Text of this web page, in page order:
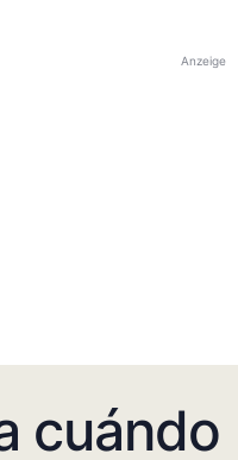
Anzeige
cuándo